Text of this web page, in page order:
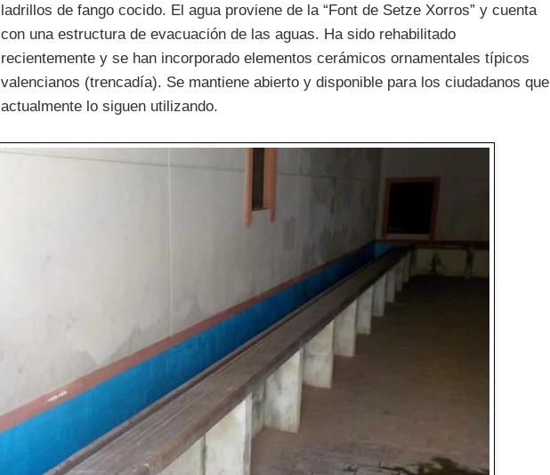
ladrillos de fango cocido. El agua proviene de la “Font de Setze Xorros” y cuenta
con una estructura de evacuación de las aguas. Ha sido rehabilitado
recientemente y se han incorporado elementos cerámicos ornamentales típicos
valencianos (trencadía). Se mantiene abierto y disponible para los ciudadanos que
actualmente lo siguen utilizando.